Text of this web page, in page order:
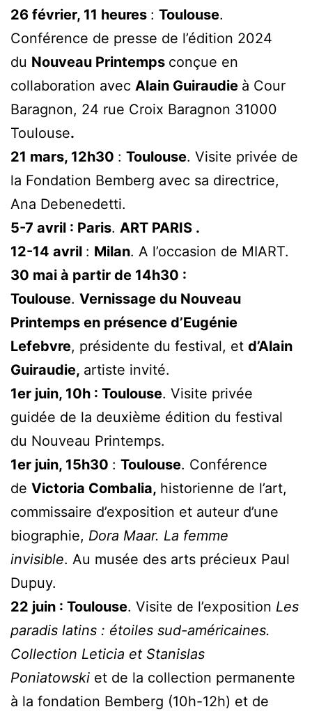
26 février, 11 heures : Toulouse.
Conférence de presse de l’édition 2024
du Nouveau Printemps conçue en
collaboration avec Alain Guiraudie à Cour
Baragnon, 24 rue Croix Baragnon 31000
Toulouse.
21 mars, 12h30 : Toulouse. Visite privée de
la Fondation Bemberg avec sa directrice,
Ana Debenedetti.
5-7 avril : Paris. ART PARIS .
12-14 avril : Milan. A l’occasion de MIART.
30 mai à partir de 14h30 :
Toulouse. Vernissage du Nouveau
Printemps en présence d’Eugénie
Lefebvre, présidente du festival, et d’Alain
Guiraudie, artiste invité.
1er juin, 10h : Toulouse. Visite privée
guidée de la deuxième édition du festival
du Nouveau Printemps.
1er juin, 15h30 : Toulouse. Conférence
de Victoria Combalia, historienne de l’art,
commissaire d’exposition et auteur d’une
biographie, Dora Maar. La femme
invisible. Au musée des arts précieux Paul
Dupuy.
22 juin : Toulouse. Visite de l’exposition Les
paradis latins : étoiles sud-américaines.
Collection Leticia et Stanislas
Poniatowski et de la collection permanente
à la fondation Bemberg (10h-12h) et de